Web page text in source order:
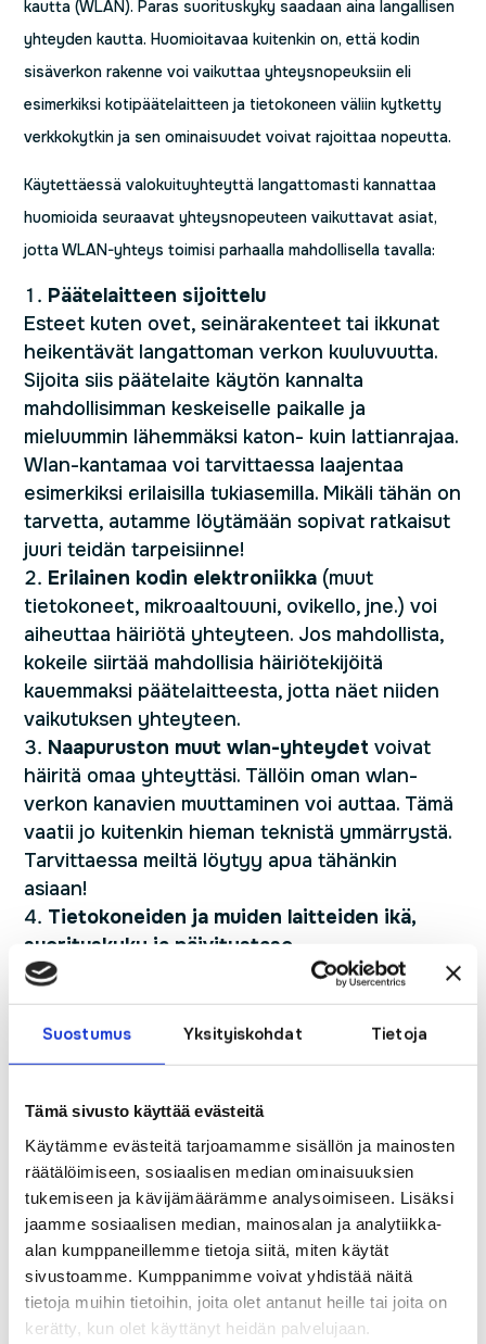
Suostumus Yksityiskohdat Tietoja
Tämä sivusto käyttää evästeitä
Käytämme evästeitä tarjoamamme sisällön ja mainosten
räätälöimiseen, sosiaalisen median ominaisuuksien
tukemiseen ja kävijämäärämme analysoimiseen. Lisäksi
jaamme sosiaalisen median, mainosalan ja analytiikka-
alan kumppaneillemme tietoja siitä, miten käytät
sivustoamme. Kumppanimme voivat yhdistää näitä
tietoja muihin tietoihin, joita olet antanut heille tai joita on
kerätty, kun olet käyttänyt heidän palvelujaan.
kautta (WLAN). Paras suorituskyky saadaan aina langallisen
yhteyden kautta. Huomioitavaa kuitenkin on, että kodin
sisäverkon rakenne voi vaikuttaa yhteysnopeuksiin eli
esimerkiksi kotipäätelaitteen ja tietokoneen väliin kytketty
verkkokytkin ja sen ominaisuudet voivat rajoittaa nopeutta.
Käytettäessä valokuituyhteyttä langattomasti kannattaa
huomioida seuraavat yhteysnopeuteen vaikuttavat asiat,
jotta WLAN-yhteys toimisi parhaalla mahdollisella tavalla:
Päätelaitteen sijoittelu
Esteet kuten ovet, seinärakenteet tai ikkunat
heikentävät langattoman verkon kuuluvuutta.
Sijoita siis päätelaite käytön kannalta
mahdollisimman keskeiselle paikalle ja
mieluummin lähemmäksi katon- kuin lattianrajaa.
Wlan-kantamaa voi tarvittaessa laajentaa
esimerkiksi erilaisilla tukiasemilla. Mikäli tähän on
tarvetta, autamme löytämään sopivat ratkaisut
juuri teidän tarpeisiinne!
Erilainen kodin elektroniikka (muut
tietokoneet, mikroaaltouuni, ovikello, jne.) voi
aiheuttaa häiriötä yhteyteen. Jos mahdollista,
kokeile siirtää mahdollisia häiriötekijöitä
kauemmaksi päätelaitteesta, jotta näet niiden
vaikutuksen yhteyteen.
Naapuruston muut wlan-yhteydet voivat
häiritä omaa yhteyttäsi. Tällöin oman wlan-
verkon kanavien muuttaminen voi auttaa. Tämä
vaatii jo kuitenkin hieman teknistä ymmärrystä.
Tarvittaessa meiltä löytyy apua tähänkin
asiaan!
Tietokoneiden ja muiden laitteiden ikä,
suorituskyky ja päivitystaso
Vanhempien tietokoneiden verkkokortin
suorituskyky voi rajoittaa yhteysnopeutta.
Tyypillisesti verkkokortin maksiminopeudet
ovat 100 Mbps tai 1000 Mbps. 1000 Mbps
viime vuosina. Esimerkiksi 200M palvelusta
saadaan täysi hyöty esille silloin, kun koneessa
on vähintään 1G verkkokortti. Iäkkäämpien,
vanhemmalla tekniikalla varustettujen laitteiden
uusiminen voi olla joissain tapauksissa järkevin
ja helpoin ratkaisu yhteysongelmiin.
Myös laitteiden päivitysten tulisi olla
ajantasaisetja kaikki kotipäätelaitteeseen